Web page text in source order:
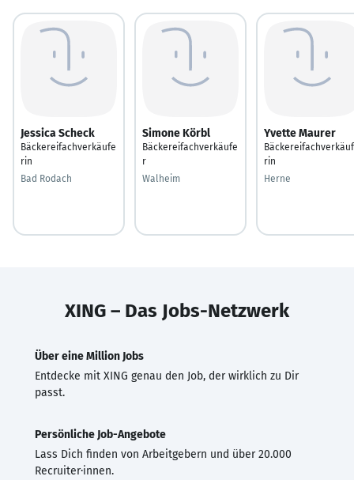
Jessica Scheck
Bäckereifachverkäufe
rin
Bad Rodach
Simone Körbl
Bäckereifachverkäufe
r
Walheim
Yvette Maurer
rin
Herne
XING – Das Jobs-Netzwerk
Über eine Million Jobs
Entdecke mit XING genau den Job, der wirklich zu Dir
passt.
Persönliche Job-Angebote
Lass Dich finden von Arbeitgebern und über 20.000
Recruiter·innen.